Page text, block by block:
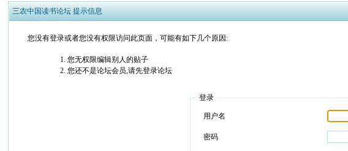
三农中国读书论坛 提示信息
您没有登录或者您没有权限访问此页面，可能有如下几个原因:
您无权限编辑别人的贴子
您还不是论坛会员,请先登录论坛
登录
用户名
密码